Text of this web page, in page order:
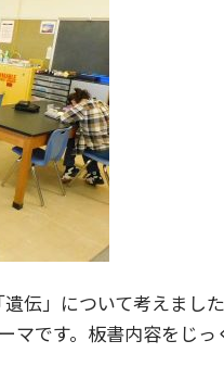
伝」について考えまし
マです。板書内容をじっ